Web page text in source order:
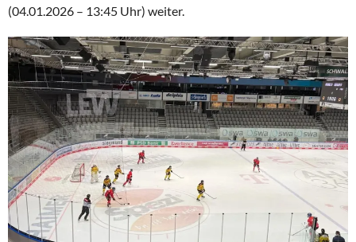
(04.01.2026 – 13:45 Uhr) weiter.